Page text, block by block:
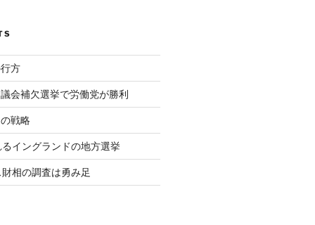
方
会補欠選挙で労働党が勝利
戦略
イングランドの地方選挙
相の調査は勇み足